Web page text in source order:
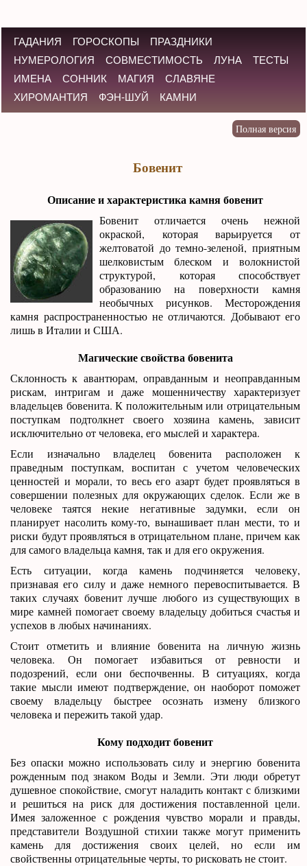
ГАДАНИЯ ГОРОСКОПЫ
ПРАЗДНИКИ
НУМЕРОЛОГИЯ
СОВМЕСТИМОСТЬ ЛУНА
ТЕСТЫ
ИМЕНА
СОННИК МАГИЯ
СЛАВЯНЕ
ХИРОМАНТИЯ
ФЭН-ШУЙ КАМНИ
Бовенит
Описание и характеристика камня бовенит
Бовенит отличается очень нежной
окраской, которая варьируется от
желтоватой до темно-зеленой, приятным
шелковистым блеском и волокнистой
структурой, которая способствует
образованию на поверхности камня
необычных рисунков. Месторождения
камня распространенностью не отличаются. Добывают его
лишь в Италии и США.
Магические свойства бовенита
Склонность к авантюрам, оправданным и неоправданным
рискам, интригам и даже мошенничеству характеризует
владельцев бовенита. К положительным или отрицательным
поступкам подтолкнет своего хозяина камень, зависит
исключительно от человека, его мыслей и характера.
Если изначально владелец бовенита расположен к
праведным поступкам, воспитан с учетом человеческих
ценностей и морали, то весь его азарт будет проявляться в
совершении полезных для окружающих сделок. Если же в
человеке таятся некие негативные задумки, если он
планирует насолить кому-то, вынашивает план мести, то и
риски будут проявляться в отрицательном плане, причем как
для самого владельца камня, так и для его окружения.
Есть ситуации, когда камень подчиняется человеку,
признавая его силу и даже немного перевоспитывается. В
таких случаях бовенит лучше любого из существующих в
мире камней помогает своему владельцу добиться счастья и
успехов в любых начинаниях.
Стоит отметить и влияние бовенита на личную жизнь
человека. Он помогает избавиться от ревности и
подозрений, если они беспочвенны. В ситуациях, когда
такие мысли имеют подтверждение, он наоборот поможет
своему владельцу быстрее осознать измену близкого
человека и пережить такой удар.
Кому подходит бовенит
Без опаски можно использовать силу и энергию бовенита
рожденным под знаком Воды и Земли. Эти люди обретут
душевное спокойствие, смогут наладить контакт с близкими
и решиться на риск для достижения поставленной цели.
Имея заложенное с рождения чувство морали и правды,
представители Воздушной стихии также могут применить
камень для достижения своих целей, но если им
свойственны отрицательные черты, то рисковать не стоит.